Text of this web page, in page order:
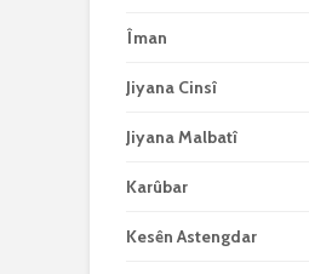
Îman
Jiyana Cinsî
Jiyana Malbatî
Karûbar
Kesên Astengdar